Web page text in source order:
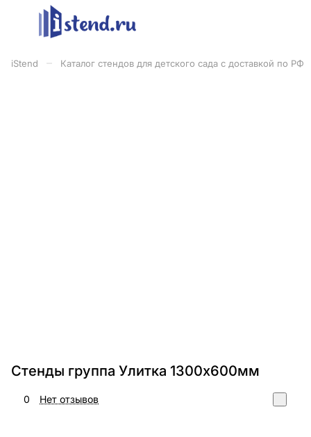
iStend Каталог стендов для детского сада с доставкой по РФ
Стенды группа Улитка 1300х600мм
0 Нет отзывов